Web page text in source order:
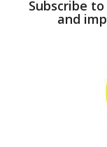
Subscribe to
and